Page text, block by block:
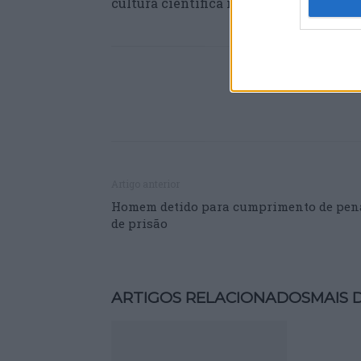
Homem detido para cumprimento de
de prisão
ARTIGOS RELACIONADOSMAIS